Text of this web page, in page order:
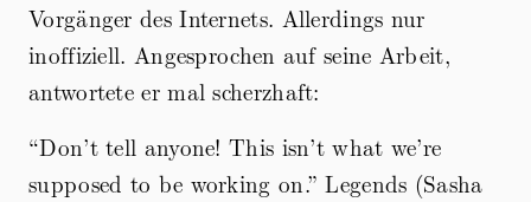
Vorgänger des Internets. Allerdings nur
inoffiziell. Angesprochen auf seine Arbeit,
antwortete er mal scherzhaft:
“Don’t tell anyone! This isn’t what we’re
supposed to be working on.” Legends (Sasha